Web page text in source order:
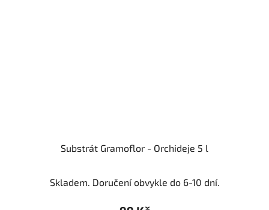
Substrát Gramoflor - Orchideje 5 l
Skladem. Doručení obvykle do 6-10 dní.